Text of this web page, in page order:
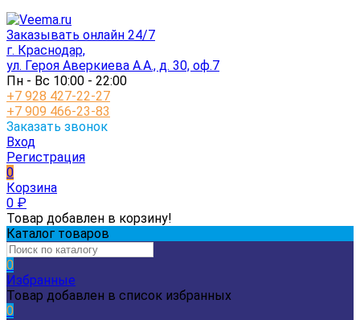
Заказывать онлайн 24/7
г. Краснодар,
ул. Героя Аверкиева А.А., д. 30, оф.7
Пн - Вс 10:00 - 22:00
+7 928 427-22-27
+7 909 466-23-83
Заказать звонок
Вход
Регистрация
0
Корзина
0 ₽
Товар добавлен в корзину!
Каталог товаров
0
Избранные
Товар добавлен в список избранных
0